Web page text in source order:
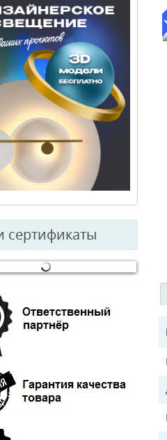
сертификаты